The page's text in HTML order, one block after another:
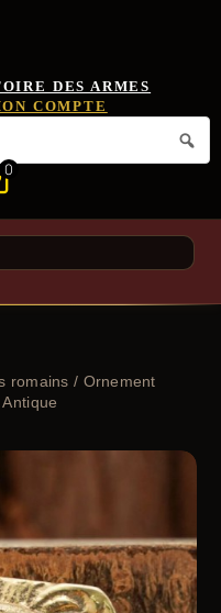
DES ARMES
COMPTE
0
romains / Ornement